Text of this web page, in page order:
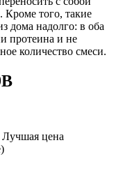
Кроме того, такие
дома надолго: в оба
протеина и не
количество смеси.
цена